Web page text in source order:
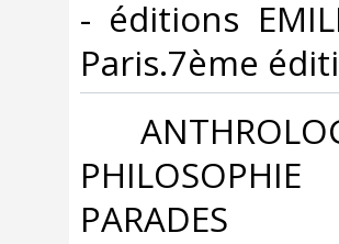
- éditions
Paris.7ème
PHILOSOPHIE
PARADES‎